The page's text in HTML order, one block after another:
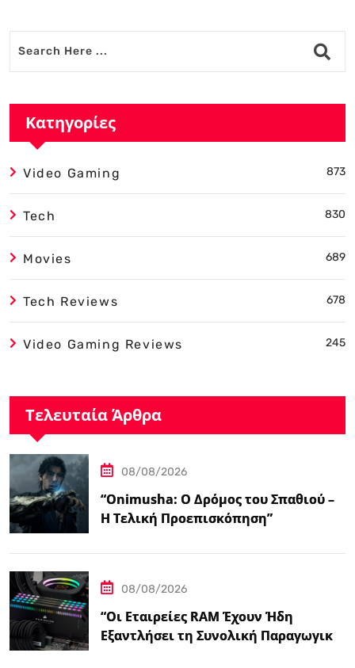
Κατηγορίες
Video Gaming 873
Tech 830
Movies 689
Tech Reviews 678
Video Gaming Reviews 245
Τελευταία Άρθρα
08/08/2026
“Onimusha: Ο Δρόμος του Σπαθιού –
Η Τελική Προεπισκόπηση”
08/08/2026
“Οι Εταιρείες RAM Έχουν Ήδη
Εξαντλήσει τη Συνολική Παραγωγική